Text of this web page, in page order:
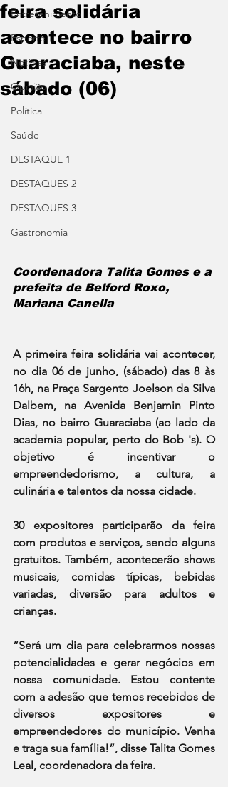
Entretenimento
Esporte
Notícias
Opinião
Política
Saúde
DESTAQUE 1
DESTAQUES 2
DESTAQUES 3
Gastronomia
feira solidária
acontece no bairro
Guaraciaba, neste
sábado (06)
Coordenadora Talita Gomes e a
prefeita de Belford Roxo,
Mariana Canella
A primeira feira solidária vai acontecer,
no dia 06 de junho, (sábado) das 8 às
16h, na Praça Sargento Joelson da Silva
Dalbem, na Avenida Benjamin Pinto
Dias, no bairro Guaraciaba (ao lado da
academia popular, perto do Bob 's). O
objetivo é incentivar o
empreendedorismo, a cultura, a
culinária e talentos da nossa cidade.
30 expositores participarão da feira
com produtos e serviços, sendo alguns
gratuitos. Também, acontecerão shows
musicais, comidas típicas, bebidas
variadas, diversão para adultos e
crianças.
“Será um dia para celebrarmos nossas
potencialidades e gerar negócios em
nossa comunidade. Estou contente
com a adesão que temos recebidos de
diversos expositores e
empreendedores do município. Venha
e traga sua família!”, disse Talita Gomes
Leal, coordenadora da feira.